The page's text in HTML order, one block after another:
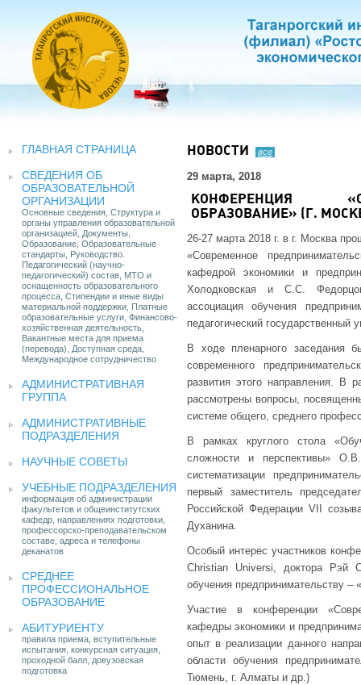
ГЛАВНАЯ СТРАНИЦА
СВЕДЕНИЯ ОБ
ОБРАЗОВАТЕЛЬНОЙ
ОРГАНИЗАЦИИ
Основные сведения, Структура и
органы управления образовательной
организацией, Документы,
Образование, Образовательные
стандарты, Руководство.
Педагогический (научно-
педагогический) состав, МТО и
оснащенность образовательного
процесса, Стипендии и иные виды
материальной поддержки, Платные
образовательные услуги, Финансово-
хозяйственная деятельность,
Вакантные места для приема
(перевода), Доступная среда,
Международное сотрудничество
АДМИНИСТРАТИВНАЯ
ГРУППА
АДМИНИСТРАТИВНЫЕ
ПОДРАЗДЕЛЕНИЯ
НАУЧНЫЕ СОВЕТЫ
УЧЕБНЫЕ ПОДРАЗДЕЛЕНИЯ
информация об администрации
факультетов и общеинститутских
кафедр, направлениях подготовки,
профессорско-преподавательском
составе, адреса и телефоны
деканатов
СРЕДНЕЕ
ПРОФЕССИОНАЛЬНОЕ
ОБРАЗОВАНИЕ
АБИТУРИЕНТУ
правила приема, вступительные
испытания, конкурсная ситуация,
проходной балл, довузовская
подготовка
НОВОСТИ все
29 марта, 2018
КОНФЕРЕНЦИЯ
ОБРАЗОВАНИЕ» (Г.
26-27 марта 2018 г. в г. Москва
«Современное
кафедрой экономики и
Холодковская и С.С.
ассоциация обучения
педагогический государственный
В ходе пленарного заседания
современного
развития этого направления. В
рассмотрены вопросы,
системе общего, среднего
В рамках круглого стола
сложности и перспективы»
систематизации
первый заместитель
Российской Федерации VII
Духанина.
Особый интерес участников
Christian Universi, доктора Рэй
обучения предпринимательству
Участие в конференции
кафедры экономики и
опыт в реализации данного
области обучения
Тюмень, г. Алматы и др.)